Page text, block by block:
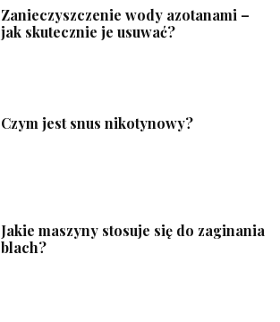
Zanieczyszczenie wody azotanami –
jak skutecznie je usuwać?
Czym jest snus nikotynowy?
Jakie maszyny stosuje się do zaginania
blach?